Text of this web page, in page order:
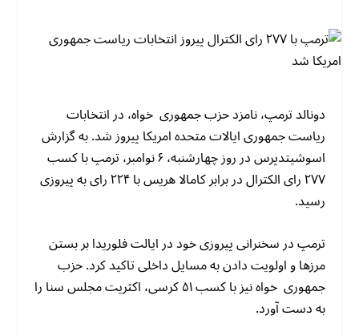
دونالد ترمپ، نامزد حزب جمهوری خواه، در انتخابات
ریاست جمهوری ایالات متحده امریکا پیروز شد. به گزارش
اسوشیتدپرس در روز چهارشنبه، ۶ نوامبر، ترمپ با کسب
۲۷۷ رای الکترال در برابر کامالا هریس با ۲۲۴ رای به پیروزی
رسید.
ترمپ در سخنرانی پیروزی خود در ایالت فلوریدا بر بستن
مرزها و اولویت دادن به مسایل داخلی تاکید کرد. حزب
جمهوری خواه نیز با کسب ۵۱ کرسی، اکثریت مجلس سنا را
به دست آورد.